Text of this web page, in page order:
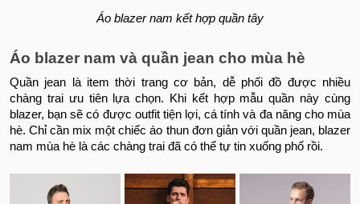
Áo blazer nam kết hợp quần tây
Áo blazer nam và quần jean cho mùa hè
Quần jean là item thời trang cơ bản, dễ phối đồ được nhiều
chàng trai ưu tiên lựa chọn. Khi kết hợp mẫu quần này cùng
blazer, bạn sẽ có được outfit tiện lợi, cá tính và đa năng cho mùa
hè. Chỉ cần mix một chiếc áo thun đơn giản với quần jean, blazer
nam mùa hè là các chàng trai đã có thể tự tin xuống phố rồi.